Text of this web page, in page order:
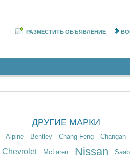
РАЗМЕСТИТЬ ОБЪЯВЛЕНИЕ
ДРУГИЕ МАРКИ
Alpine Bentley Chang Feng Changan
Chevrolet McLaren Nissan Saab